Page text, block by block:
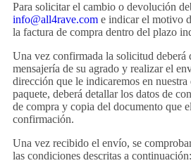
Para solicitar el cambio o devolución
info@all4rave.com e indicar el motivo
la factura de compra dentro del plazo
Una vez confirmada la solicitud deberá
mensajería de su agrado y realizar el
dirección que le indicaremos en
paquete, deberá detallar los datos de
de compra y copia del documento que
confirmación.
Una vez recibido el envío, se
las condiciones descritas a continuación: